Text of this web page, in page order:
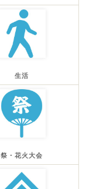
生活
祭・花火大会